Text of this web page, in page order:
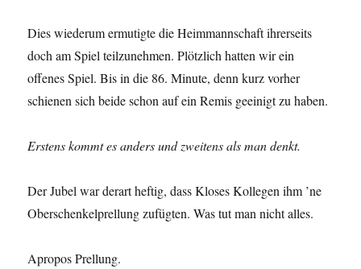
Dies wiederum ermutigte die Heimmannschaft ihrerseits
doch am Spiel teilzunehmen. Plötzlich hatten wir ein
offenes Spiel. Bis in die 86. Minute, denn kurz vorher
schienen sich beide schon auf ein Remis geeinigt zu haben.
Erstens kommt es anders und zweitens als man denkt.
Der Jubel war derart heftig, dass Kloses Kollegen ihm ’ne
Oberschenkelprellung zufügten. Was tut man nicht alles.
Apropos Prellung.